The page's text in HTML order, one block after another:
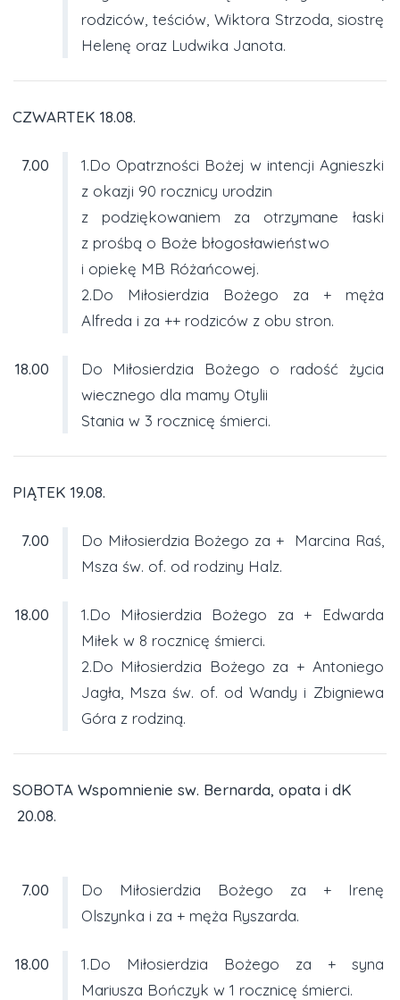
rodziców, teściów, Wiktora Strzoda, siostrę
Helenę oraz Ludwika Janota.
CZWARTEK 18.08.
7.00
1.Do Opatrzności Bożej w intencji Agnieszki
z okazji 90 rocznicy urodzin
z podziękowaniem za otrzymane łaski
z prośbą o Boże błogosławieństwo
i opiekę MB Różańcowej.
2.Do Miłosierdzia Bożego za + męża
Alfreda i za ++ rodziców z obu stron.
18.00
Do Miłosierdzia Bożego o radość życia
wiecznego dla mamy Otylii
Stania w 3 rocznicę śmierci.
PIĄTEK 19.08.
7.00
Do Miłosierdzia Bożego za + Marcina Raś,
Msza św. of. od rodziny Halz.
18.00
1.Do Miłosierdzia Bożego za + Edwarda
Miłek w 8 rocznicę śmierci.
2.Do Miłosierdzia Bożego za + Antoniego
Jagła, Msza św. of. od Wandy i Zbigniewa
Góra z rodziną.
SOBOTA Wspomnienie sw. Bernarda, opata i dK
20.08.
7.00
Do Miłosierdzia Bożego za + Irenę
Olszynka i za + męża Ryszarda.
18.00
1.Do Miłosierdzia Bożego za + syna
Mariusza Bończyk w 1 rocznicę śmierci.